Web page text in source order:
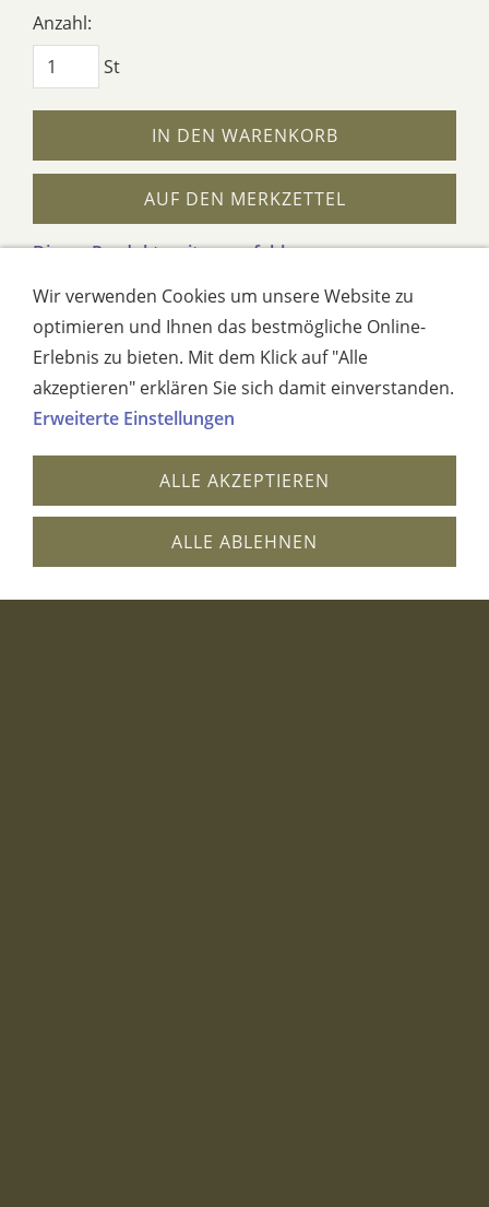
Anzahl:
St
IN DEN WARENKORB
AUF DEN MERKZETTEL
Dieses Produkt weiterempfehlen
vergrößerte Darstellung 560 Lady
Ann
Wir verwenden Cookies um unsere Website zu
optimieren und Ihnen das bestmögliche Online-
Erlebnis zu bieten. Mit dem Klick auf "Alle
akzeptieren" erklären Sie sich damit einverstanden.
Erweiterte Einstellungen
ALLE AKZEPTIEREN
ALLE ABLEHNEN